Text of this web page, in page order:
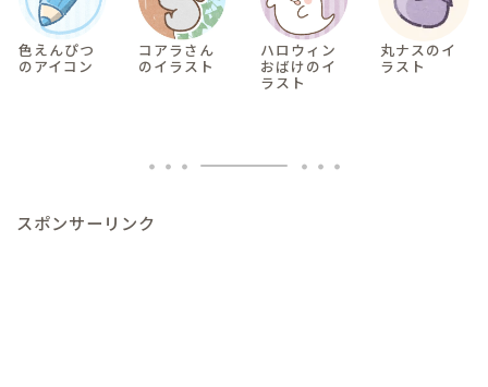
色えんぴつ
のアイコン
コアラさん
のイラスト
ハロウィン
おばけのイ
ラスト
丸ナスのイ
ラスト
スポンサーリンク